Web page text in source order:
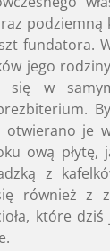
podziemną
fundatora.
jego
się w
je
ową płytę,
z
również z
które